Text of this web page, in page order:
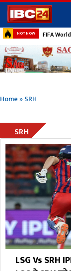
HOT NOW FIFA
Home»SRH
SRH
LSG Vs SRH